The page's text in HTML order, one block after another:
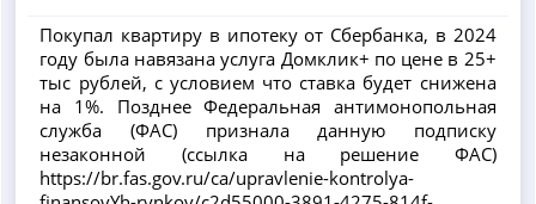
Покупал квартиру в ипотеку от Сбербанка, в 2024
году была навязана услуга Домклик+ по цене в 25+
тыс рублей, с условием что ставка будет снижена
на 1%. Позднее Федеральная антимонопольная
служба (ФАС) признала данную подписку
незаконной (ссылка на решение ФАС)
https://br.fas.gov.ru/ca/upravlenie-kontrolya-